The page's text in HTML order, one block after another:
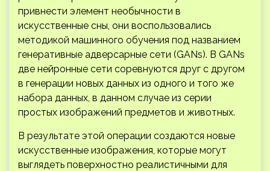
привнести элемент необычности в
искусственные сны, они воспользовались
методикой машинного обучения под названием
генеративные адверсарные сети (GANs). В GANs
две нейронные сети соревнуются друг с другом
в генерации новых данных из одного и того же
набора данных, в данном случае из серии
простых изображений предметов и животных.
В результате этой операции создаются новые
искусственные изображения, которые могут
выглядеть поверхностно реалистичными для